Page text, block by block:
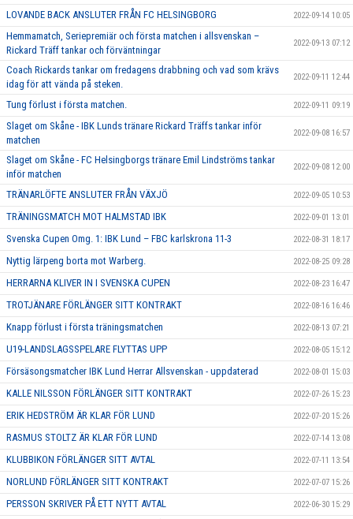
LOVANDE BACK ANSLUTER FRÅN FC HELSINGBORG 2022-09-14 10:05
Hemmamatch, Seriepremiär och första matchen i allsvenskan –
Rickard Träff tankar och förväntningar
2022-09-13 07:12
Coach Rickards tankar om fredagens drabbning och vad som krävs
idag för att vända på steken.
2022-09-11 12:44
Tung förlust i första matchen. 2022-09-11 09:19
Slaget om Skåne - IBK Lunds tränare Rickard Träffs tankar inför
matchen
2022-09-08 16:57
Slaget om Skåne - FC Helsingborgs tränare Emil Lindströms tankar
inför matchen
2022-09-08 12:00
TRÄNARLÖFTE ANSLUTER FRÅN VÄXJÖ 2022-09-05 10:53
TRÄNINGSMATCH MOT HALMSTAD IBK 2022-09-01 13:01
Svenska Cupen Omg. 1: IBK Lund – FBC karlskrona 11-3 2022-08-31 18:17
Nyttig lärpeng borta mot Warberg. 2022-08-25 09:28
HERRARNA KLIVER IN I SVENSKA CUPEN 2022-08-23 16:47
TROTJÄNARE FÖRLÄNGER SITT KONTRAKT 2022-08-16 16:46
Knapp förlust i första träningsmatchen 2022-08-13 07:21
U19-LANDSLAGSSPELARE FLYTTAS UPP 2022-08-05 15:12
Försäsongsmatcher IBK Lund Herrar Allsvenskan - uppdaterad 2022-08-01 15:03
KALLE NILSSON FÖRLÄNGER SITT KONTRAKT 2022-07-26 15:23
ERIK HEDSTRÖM ÄR KLAR FÖR LUND 2022-07-20 15:26
RASMUS STOLTZ ÄR KLAR FÖR LUND 2022-07-14 13:08
KLUBBIKON FÖRLÄNGER SITT AVTAL 2022-07-11 13:54
NORLUND FÖRLÄNGER SITT KONTRAKT 2022-07-07 15:26
PERSSON SKRIVER PÅ ETT NYTT AVTAL 2022-06-30 15:29